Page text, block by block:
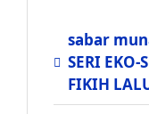
sabar
SERI EKO-
FIKIH